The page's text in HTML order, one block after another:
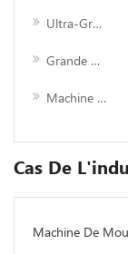
Ultra-Grand Machine De Moulage Sous Pression
Grande Machine De Moulage Sous Pression
Machine De Moulage Sous Pression Moyenne
Cas De
Machine De